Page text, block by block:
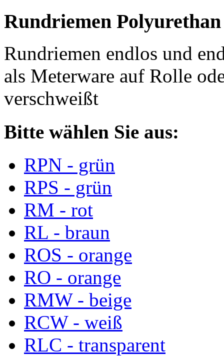
Rundriemen Polyurethan
Rundriemen endlos und
als Meterware auf Rolle
verschweißt
Bitte wählen Sie aus:
RPN - grün
RPS - grün
RM - rot
RL - braun
ROS - orange
RO - orange
RMW - beige
RCW - weiß
RLC - transparent